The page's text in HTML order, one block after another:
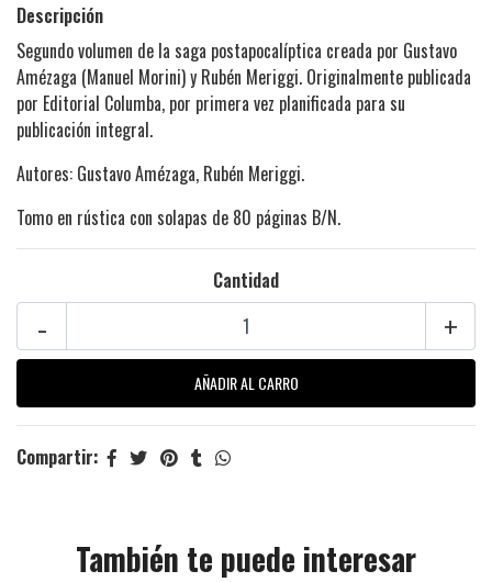
Descripción
Segundo volumen de la saga postapocalíptica creada por Gustavo
Amézaga (Manuel Morini) y Rubén Meriggi. Originalmente publicada
por Editorial Columba, por primera vez planificada para su
publicación integral.
Autores: Gustavo Amézaga, Rubén Meriggi.
Tomo en rústica con solapas de 80 páginas B/N.
Cantidad
+
-
Compartir:
También te puede interesar